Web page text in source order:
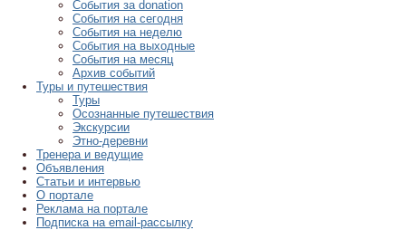
События за donation
События на сегодня
События на неделю
События на выходные
События на месяц
Архив событий
Туры и путешествия
Туры
Осознанные путешествия
Экскурсии
Этно-деревни
Тренера и ведущие
Объявления
Статьи и интервью
О портале
Реклама на портале
Подписка на email-рассылку